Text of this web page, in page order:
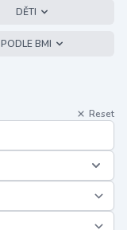
DĚTI
PODLE BMI
Reset